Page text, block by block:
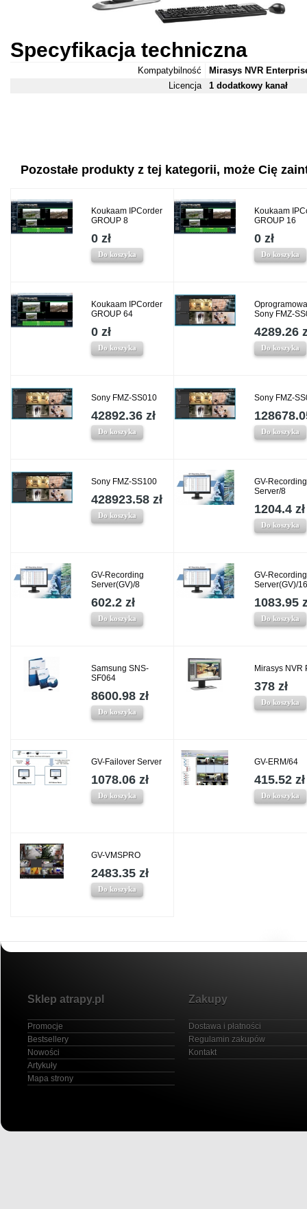
Specyfikacja techniczna
Kompatybilność
Mirasys NVR
Licencja
1 dodatkowy kanał
Pozostałe produkty z tej kategorii, może Cię
Koukaam IPCorder
GROUP 8
0 zł
Do koszyka
Koukaam
GROUP 16
0 zł
Do koszyka
Koukaam IPCorder
GROUP 64
0 zł
Do koszyka
Sony FMZ-
4289.26
Do koszyka
Sony FMZ-SS010
42892.36 zł
Do koszyka
Sony FMZ-
Do koszyka
Sony FMZ-SS100
428923.58 zł
Do koszyka
GV-Recording
Server/8
1204.4 zł
Do koszyka
GV-Recording
Server(GV)/8
602.2 zł
Do koszyka
GV-Recording
Server(GV)/16
1083.95
Do koszyka
Samsung SNS-
SF064
8600.98 zł
Do koszyka
Mirasys NVR
378 zł
Do koszyka
GV-Failover Server
1078.06 zł
Do koszyka
GV-ERM/64
415.52 zł
Do koszyka
GV-VMSPRO
2483.35 zł
Do koszyka
Sklep atrapy.pl
Promocje
Bestsellery
Nowości
Artykuły
Mapa strony
Zakupy
Dostawa i płatności
Regulamin zakupów
Kontakt